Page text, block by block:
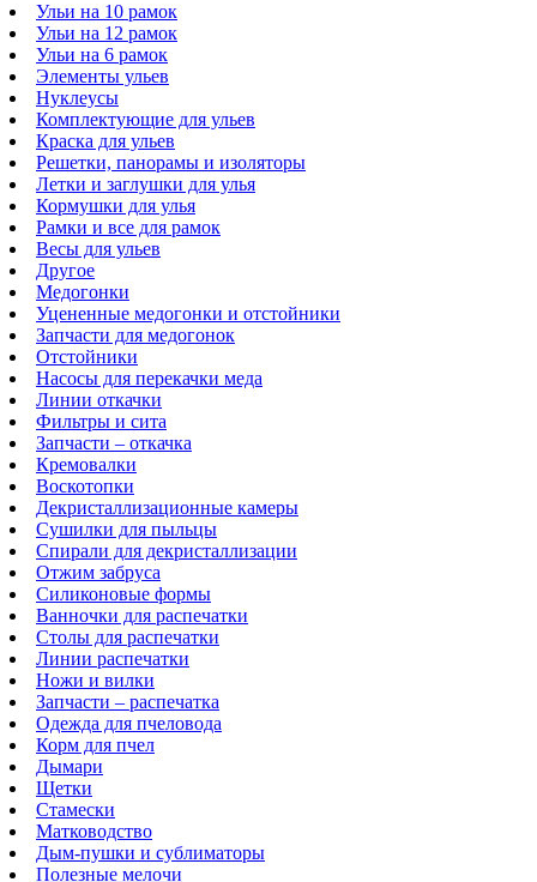
Ульи на 10 рамок
Ульи на 12 рамок
Ульи на 6 рамок
Элементы ульев
Нуклеусы
Комплектующие для ульев
Краска для ульев
Решетки, панорамы и изоляторы
Летки и заглушки для улья
Кормушки для улья
Рамки и все для рамок
Весы для ульев
Другое
Медогонки
Уцененные медогонки и отстойники
Запчасти для медогонок
Отстойники
Насосы для перекачки меда
Линии откачки
Фильтры и сита
Запчасти – откачка
Кремовалки
Воскотопки
Декристаллизационные камеры
Сушилки для пыльцы
Спирали для декристаллизации
Отжим забруса
Силиконовые формы
Ванночки для распечатки
Столы для распечатки
Линии распечатки
Ножи и вилки
Запчасти – распечатка
Одежда для пчеловода
Корм для пчел
Дымари
Щетки
Стамески
Матководство
Дым-пушки и сублиматоры
Полезные мелочи